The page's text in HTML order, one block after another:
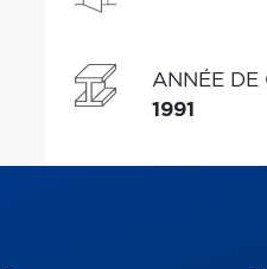
ANNÉE DE
1991